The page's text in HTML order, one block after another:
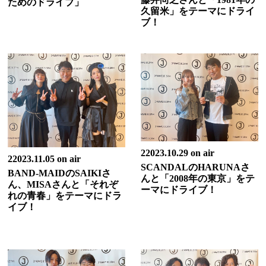
ためのドライブ」
久留米」をテーマにドライ
ブ！
22023.11.05 on air
BAND-MAIDのSAIKIさ
ん、MISAさんと「それぞ
れの青春」をテーマにドラ
イブ！
22023.10.29 on air
SCANDALのHARUNAさ
んと「2008年の東京」をテ
ーマにドライブ！